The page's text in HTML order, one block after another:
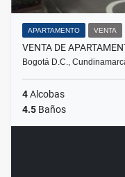
APARTAMENTO VENTA
VENTA DE
Bogotá D.C.,
4Alcobas
4.5 Baños